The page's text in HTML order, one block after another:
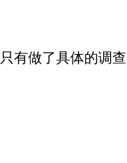
有做了具体的调查